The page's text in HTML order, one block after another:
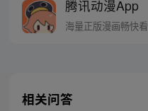
腾讯动漫App
海量正版漫画畅快看
相关问答